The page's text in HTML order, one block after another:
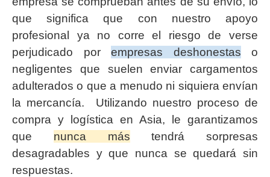
que significa que con nuestro apoyo
profesional ya no corre el riesgo de verse
perjudicado por empresas deshonestas o
negligentes que suelen enviar cargamentos
adulterados o que a menudo ni siquiera envían
la mercancía. Utilizando nuestro proceso de
compra y logística en Asia, le garantizamos
que nunca más tendrá sorpresas
desagradables y que nunca se quedará sin
respuestas.